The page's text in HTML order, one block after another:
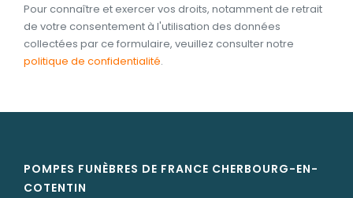
Pour connaître et exercer vos droits, notamment de retrait
de votre consentement à l'utilisation des données
collectées par ce formulaire, veuillez consulter notre
politique de confidentialité.
POMPES FUNÈBRES DE FRANCE CHERBOURG-EN-
COTENTIN